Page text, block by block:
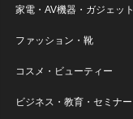
家電・AV機器・ガジェット
ファッション・靴
コスメ・ビューティー
ビジネス・教育・セミナー